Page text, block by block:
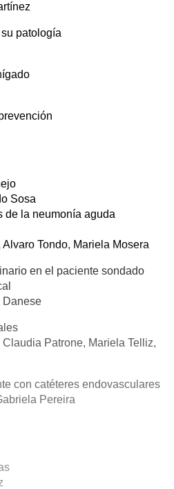
patología
Sosa
de la neumonía aguda
Tondo, Mariela Mosera
en el paciente sondado
Danese
Patrone, Mariela Telliz,
con catéteres endovasculares
Pereira